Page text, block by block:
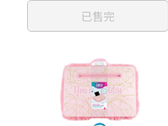
已售完